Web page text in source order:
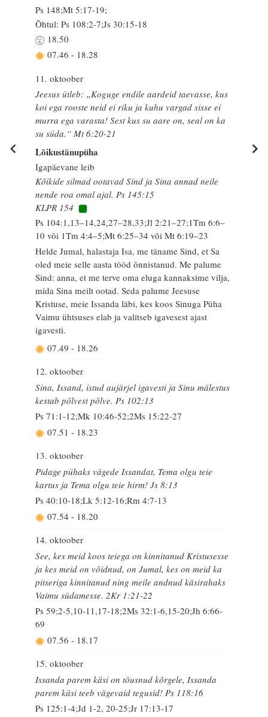
Ps 148;Mt 5:17-19;
Õhtul: Ps 108:2-7;Js 30:15-18
18.50
07.46 - 18.28
11. oktoober
Jeesus ütleb: „Koguge endile aardeid taevasse, kus
koi ega rooste neid ei riku ja kuhu vargad sisse ei
murra ega varasta! Sest kus su aare on, seal on ka
su süda.“ Mt 6:20-21
Lõikustänupüha
Igapäevane leib
Kõikide silmad ootavad Sind ja Sina annad neile
nende roa omal ajal. Ps 145:15
KLPR 154
Ps 104:1,13–14,24,27–28,33;Jl 2:21–27;1Tm 6:6–
10 või 1Tm 4:4–5;Mt 6:25–34 või Mt 6:19–23
Helde Jumal, halastaja Isa, me täname Sind, et Sa
oled meie selle aasta tööd õnnistanud. Me palume
Sind: anna, et me terve oma eluga kannaksime vilja,
mida Sina meilt ootad. Seda palume Jeesuse
Kristuse, meie Issanda läbi, kes koos Sinuga Püha
Vaimu ühtsuses elab ja valitseb igavesest ajast
igavesti.
07.49 - 18.26
12. oktoober
Sina, Issand, istud aujärjel igavesti ja Sinu mälestus
kestab põlvest põlve. Ps 102:13
Ps 71:1-12;Mk 10:46-52;2Ms 15:22-27
07.51 - 18.23
13. oktoober
Pidage pühaks vägede Issandat, Tema olgu teie
kartus ja Tema olgu teie hirm! Js 8:13
Ps 40:10-18;Lk 5:12-16;Rm 4:7-13
07.54 - 18.20
14. oktoober
See, kes meid koos teiega on kinnitanud Kristusesse
ja kes meid on võidnud, on Jumal, kes on meid ka
pitseriga kinnitanud ning meile andnud käsirahaks
Vaimu südamesse. 2Kr 1:21-22
Ps 59:2-5,10-11,17-18;2Ms 32:1-6,15-20;Jh 6:66-
69
07.56 - 18.17
15. oktoober
Issanda parem käsi on tõusnud kõrgele, Issanda
parem käsi teeb vägevaid tegusid! Ps 118:16
Ps 125:1-4;Jd 1-2, 20-25;Jr 17:13-17